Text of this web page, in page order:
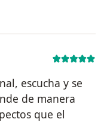
escucha y se
de manera
que el